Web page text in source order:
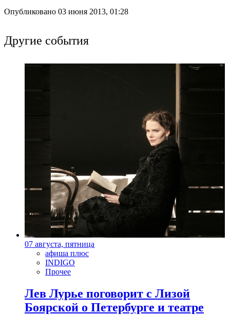
Опубликовано 03 июня 2013, 01:28
Другие события
07 августа, пятница
афиша плюс
INDIGO
Прочее
Лев Лурье поговорит с Лизой
Боярской о Петербурге и театре